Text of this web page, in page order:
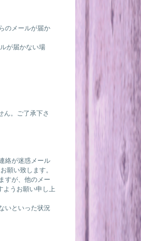
のメールが届か
が届かない場
ん。ご了承下さ
絡が迷惑メール
願い致します。
すが、他のメー
ようお願い申し上
いといった状況